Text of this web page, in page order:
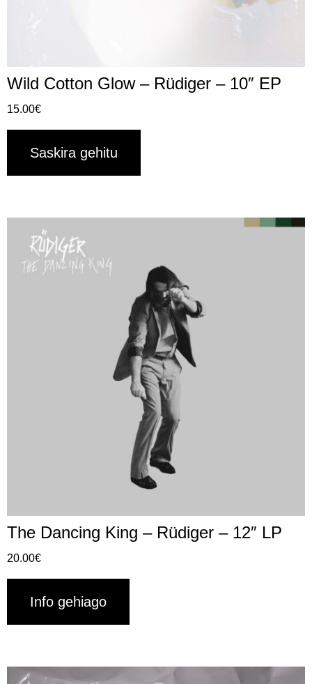
Wild Cotton Glow – Rüdiger – 10″ EP
15.00€
Saskira gehitu
The Dancing King – Rüdiger – 12″ LP
20.00€
Info gehiago